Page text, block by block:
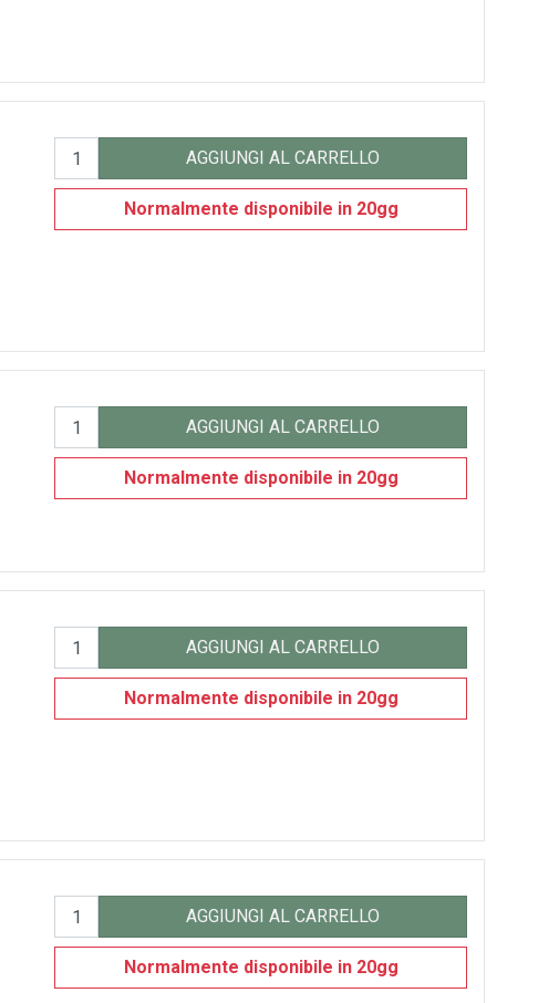
AGGIUNGI AL CARRELLO
Normalmente disponibile in 20gg
AGGIUNGI AL CARRELLO
Normalmente disponibile in 20gg
AGGIUNGI AL CARRELLO
Normalmente disponibile in 20gg
AGGIUNGI AL CARRELLO
Normalmente disponibile in 20gg